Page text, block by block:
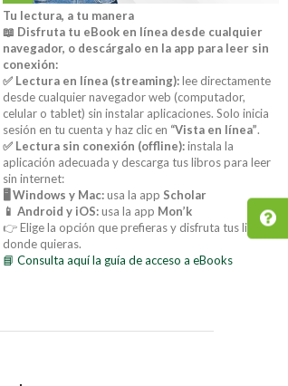
Tu lectura, a tu manera
📖 Disfruta tu eBook en línea desde cualquier
navegador, o descárgalo en la app para leer sin
conexión:
✅ Lectura en línea (streaming):lee directamente
desde cualquier navegador web (computador,
celular o tablet) sin instalar aplicaciones. Solo inicia
sesión en tu cuenta y haz clic en “Vista en línea”.
✅ Lectura sin conexión (offline):instala la
aplicación adecuada y descarga tus libros para leer
sin internet:
🖥️ Windows y Mac:usa la app Scholar
📱 Android y iOS:usa la app Mon’k
👉 Elige la opción que prefieras y disfruta tus libros
donde quieras.
📘 Consulta aquí la guía de acceso a eBooks